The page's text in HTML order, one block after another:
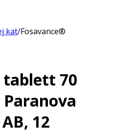
kat/Fosavance®
tablett 70
12